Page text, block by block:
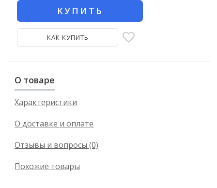
КУПИТЬ
КАК КУПИТЬ
О товаре
Характеристики
О доставке и оплате
Отзывы и вопросы (0)
Похожие товары